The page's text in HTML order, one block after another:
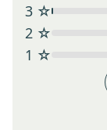
3 ☆
2 ☆
1 ☆